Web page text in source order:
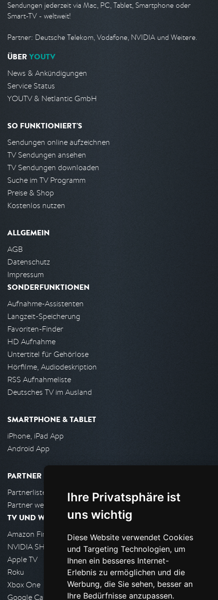
Ihre Privatsphäre ist
uns wichtig
Diese Website verwendet Cookies
und Targeting Technologien, um
Ihnen ein besseres Internet-
Erlebnis zu ermöglichen und die
Werbung, die Sie sehen, besser an
Ihre Bedürfnisse anzupassen.
Sendungen jederzeit via Mac, PC, Tablet, Smartphone oder
Smart-TV - weltweit!
Partner: Deutsche Telekom, Vodafone, NVIDIA und Weitere.
ÜBER YOUTV
News & Ankündigungen
Service Status
YOUTV & Netlantic GmbH
SO FUNKTIONIERT'S
Sendungen online aufzeichnen
TV Sendungen ansehen
TV Sendungen downloaden
Suche im TV Programm
Preise & Shop
Kostenlos nutzen
ALLGEMEIN
AGB
Datenschutz
Impressum
SONDERFUNKTIONEN
Aufnahme-Assistenten
Langzeit-Speicherung
Favoriten-Finder
HD Aufnahme
Untertitel für Gehörlose
Hörfilme, Audiodeskription
RSS Aufnahmeliste
Deutsches TV im Ausland
SMARTPHONE & TABLET
iPhone, iPad App
Android App
PARTNER
Partnerliste
Partner werden
TV UND WOHNZIMMER
Amazon FireTV
NVIDIA SHIELD, Google TV
Apple TV
Roku
Xbox One
Google Cast